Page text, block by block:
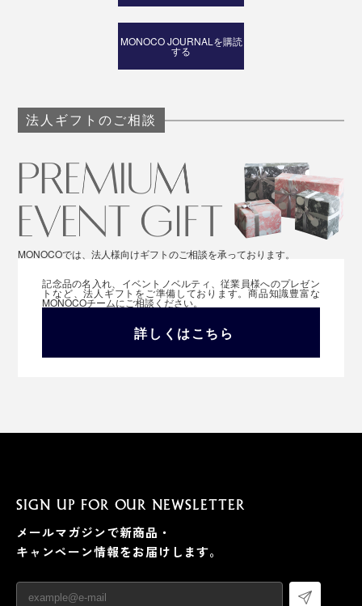
MONOCO JOURNALを購読
する
法人ギフトのご相談
MONOCOでは、法人様向けギフトのご相談を承っております。
記念品の名入れ、イベントノベルティ、従業員様へのプレゼン
トなど、法人ギフトをご準備しております。商品知識豊富な
MONOCOチームにご相談ください。
詳しくはこちら
SIGN UP FOR OUR NEWSLETTER
メールマガジンで新商品・
キャンペーン情報をお届けします。